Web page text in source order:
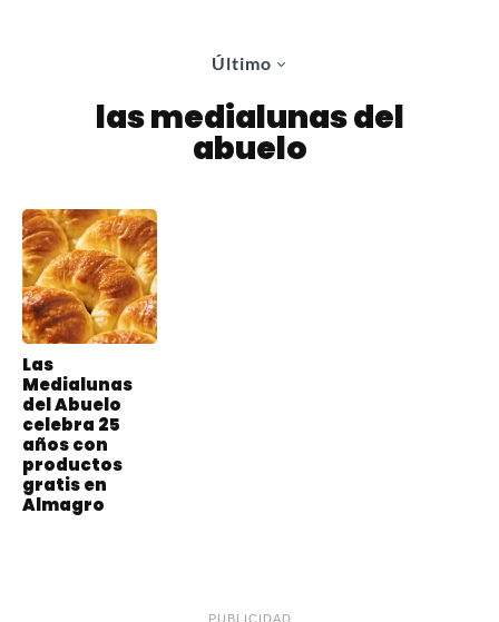
Último
las medialunas del
abuelo
Las
Medialunas
del Abuelo
celebra 25
años con
productos
gratis en
Almagro
PUBLICIDAD